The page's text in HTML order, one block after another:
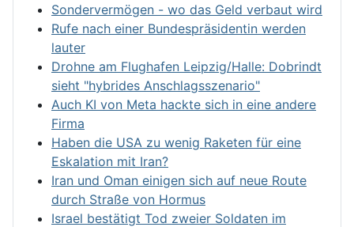
Sondervermögen - wo das Geld verbaut wird
Rufe nach einer Bundespräsidentin werden
lauter
Drohne am Flughafen Leipzig/Halle: Dobrindt
sieht "hybrides Anschlagsszenario"
Auch KI von Meta hackte sich in eine andere
Firma
Haben die USA zu wenig Raketen für eine
Eskalation mit Iran?
Iran und Oman einigen sich auf neue Route
durch Straße von Hormus
Israel bestätigt Tod zweier Soldaten im